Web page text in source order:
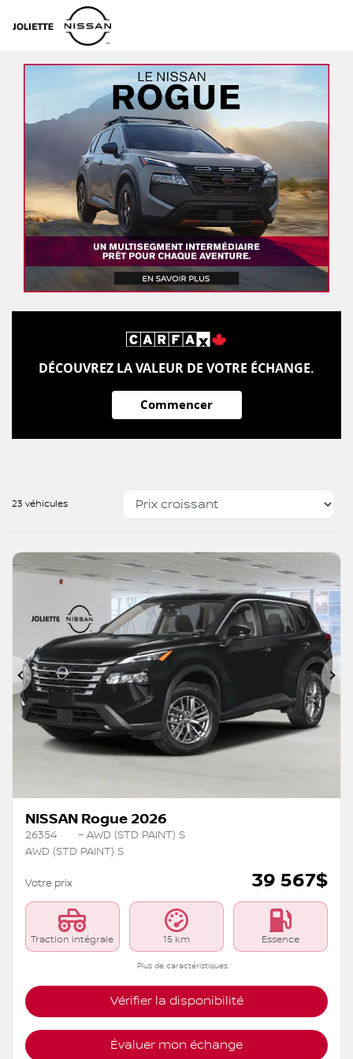
DÉCOUVREZ LA VALEUR DE VOTRE ÉCHANGE.
Commencer
23 véhicules
Précédent
NISSAN Rogue 2026
26354
– AWD (STD PAINT) S
AWD (STD PAINT) S
Votre prix 39 567$
Traction intégrale 15 km Essence
Plus de caractéristiques
Vérifier la disponibilité
Évaluer mon échange